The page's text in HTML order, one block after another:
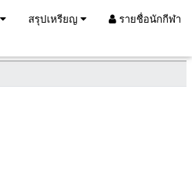
สรุปเหรียญ รายชื่อนักกีฬา